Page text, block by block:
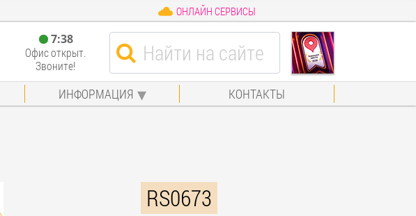
ОНЛАЙН СЕРВИСЫ
7:38
Офис открыт.
Звоните!
ИНФОРМАЦИЯ КОНТАКТЫ
RS0673